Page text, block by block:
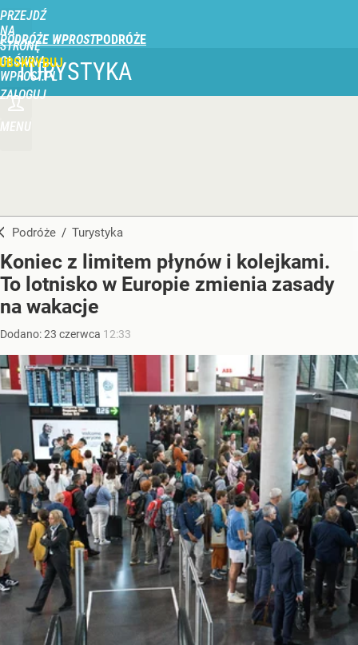
PRZEJDŹ
NA
STRONĘ
GŁÓWNĄ
WPROST.PL
PODRÓŻE WPROST
ZALOGUJ
MENU
TURYSTYKA
Podróże / Turystyka
Koniec z limitem płynów i kolejkami.
To lotnisko w Europie zmienia zasady
na wakacje
Dodano:23 czerwca 12:33